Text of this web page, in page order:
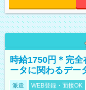
時給1750円＊完
ータに関わるデー
派遣 WEB登録・面接OK